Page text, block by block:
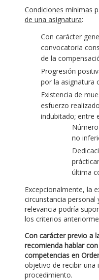
Condiciones mínimas
de una asignatura:
Con carácter
convocatoria
de la
Progresión
por la asignatura
Existencia de
esfuerzo
indubitado; entre
no
última
Excepcionalmente, la
circunstancia
relevancia podría
los criterios
Con carácter previo a
recomienda hablar
competencias en
objetivo de recibir
procedimiento.